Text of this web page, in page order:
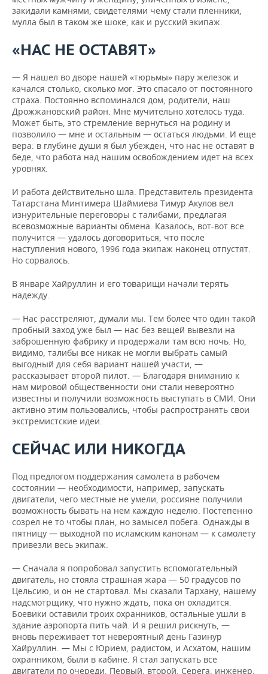
закидали камнями, свидетелями чему стали пленники,
мулла был в таком же шоке, как и русский экипаж.
«НАС НЕ ОСТАВЯТ»
— Я нашел во дворе нашей «тюрьмы» пару железок и
качался столько, сколько мог. Это спасало от постоянного
страха. Постоянно вспоминался дом, родители, наш
Дрожжановский район. Мне мучительно хотелось туда.
Может быть, это стремление вернуться на родину и
позволило — мне и остальным — остаться людьми. И еще
вера: в глубине души я был убежден, что нас не оставят в
беде, что работа над нашим освобождением идет на всех
уровнях.
И работа действительно шла. Представитель президента
Татарстана Минти­мера Шаймиева Тимур Акулов вел
изнурительные переговоры с талибами, предлагая
всевозможные варианты обмена. Казалось, вот-вот все
получится — удалось договориться, что после
наступления нового, 1996 года экипаж наконец отпустят.
Но сорвалось.
В январе Хайруллин и его товарищи начали терять
надежду.
— Нас расстреляют, думали мы. Тем более что один такой
пробный заход уже был — нас без вещей вывезли на
заброшенную фабрику и продержали там всю ночь. Но,
видимо, талибы все никак не могли выбрать самый
выгодный для себя вариант нашей участи, —
рассказывает второй пилот. — Благодаря вниманию к
нам мировой общественности они стали невероятно
известны и получили возможность выступать в СМИ. Они
активно этим пользовались, чтобы распространять свои
экстремистские идеи.
СЕЙЧАС ИЛИ НИКОГДА
Под предлогом поддержания самолета в рабочем
состоянии — необходимости, например, запускать
двигатели, чего местные не умели, россияне получили
возможность бывать на нем каждую неделю. Постепенно
созрел не то чтобы план, но замысел побега. Однажды в
пятницу — выходной по исламским канонам — к самолету
привезли весь экипаж.
— Сначала я попробовал запустить вспомогательный
двигатель, но стояла страшная жара — 50 градусов по
Цельсию, и он не стартовал. Мы сказали Тар­хану, нашему
надсмотрщику, что нужно ждать, пока он охладится.
Боевики оставили троих охранников, остальные ушли в
здание аэропорта пить чай. И я решил рискнуть, —
вновь переживает тот невероятный день Газинур
Хайруллин. — Мы с Юрием, радистом, и Асхатом, нашим
охранником, были в кабине. Я стал запускать все
двигатели по очереди. Первый, второй. Серега, инженер,